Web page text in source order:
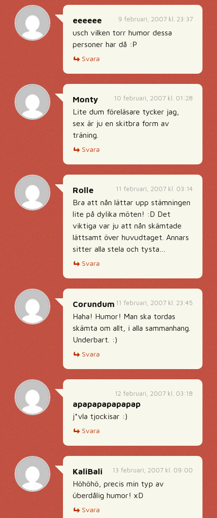
9 februari, 2007 kl. 23:37
eeeeee
usch vilken torr humor dessa
personer har då :P
Svara
10 februari, 2007 kl. 01:28
Monty
Lite dum föreläsare tycker jag,
sex är ju en skitbra form av
träning.
Svara
11 februari, 2007 kl. 03:14
Rolle
Bra att nån lättar upp stämningen
lite på dylika möten! :D Det
viktiga var ju att nån skämtade
lättsamt över huvudtaget. Annars
sitter alla stela och tysta…
Svara
11 februari, 2007 kl. 23:45
Corundum
Haha! Humor! Man ska tordas
skämta om allt, i alla sammanhang.
Underbart. :)
Svara
12 februari, 2007 kl. 03:18
apapapapapapap
j*vla tjockisar :)
Svara
13 februari, 2007 kl. 09:00
KaliBali
Höhöhö, precis min typ av
überdålig humor! xD
Svara